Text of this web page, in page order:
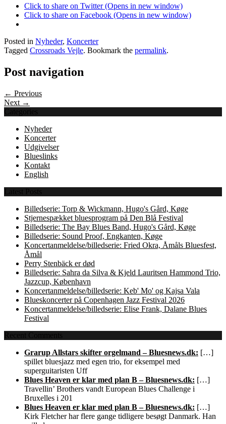
Click to share on Twitter (Opens in new window)
Click to share on Facebook (Opens in new window)
Posted in Nyheder, Koncerter
Tagged Crossroads Vejle. Bookmark the permalink.
Post navigation
← Previous
Next →
Categories
Nyheder
Koncerter
Udgivelser
Blueslinks
Kontakt
English
Latest Posts
Billedserie: Torp & Wickmann, Hugo's Gård, Køge
Stjernespækket bluesprogram på Den Blå Festival
Billedserie: The Bay Blues Band, Hugo's Gård, Køge
Billedserie: Sound Proof, Engkanten, Køge
Koncertanmeldelse/billedserie: Fried Okra, Åmåls Bluesfest,
Åmål
Perry Stenbäck er død
Billedserie: Sahra da Silva & Kjeld Lauritsen Hammond Trio,
Jazzcup, København
Koncertanmeldelse/billedserie: Keb' Mo' og Kajsa Vala
Blueskoncerter på Copenhagen Jazz Festival 2026
Koncertanmeldelse/billedserie: Elise Frank, Dalane Blues
Festival
Recent Comments
Grarup Allstars skifter orgelmand – Bluesnews.dk: […]
spillet bluesjazz med egen trio, for eksempel med
superguitaristen Uff
Blues Heaven er klar med plan B – Bluesnews.dk: […]
Travellin’ Brothers vandt European Blues Challenge i
Bruxelles i 201
Blues Heaven er klar med plan B – Bluesnews.dk: […]
Kirk Fletcher har flere gange tidligere besøgt Danmark. Han